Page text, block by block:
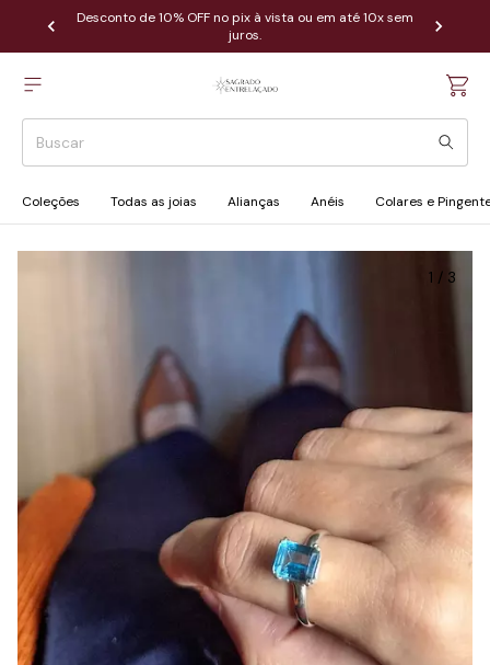
Desconto de 10% OFF no pix à vista ou em até 10x sem
juros.
Coleções Todas as joias Alianças Anéis Colares e
1 / 3